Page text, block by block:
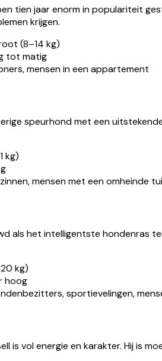
tien jaar enorm in populariteit
krijgen.
(8–14 kg)
tot matig
mensen in een appartement
speurhond met een
kg)
mensen met een omheinde
als het intelligentste hondenras
kg)
hoog
sportievelingen,
is vol energie en karakter. Hij is